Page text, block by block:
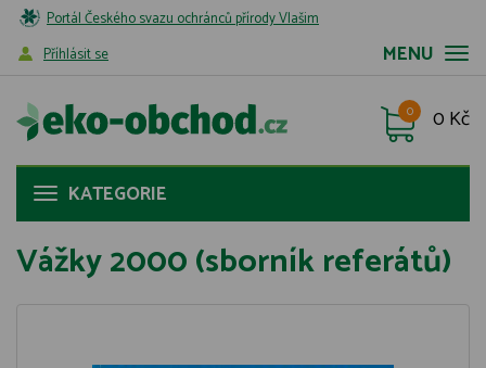
Portál Českého svazu ochránců přírody Vlašim
MENU
Příhlásit se
0 Kč
0
KATEGORIE
Vážky 2000 (sborník referátů)